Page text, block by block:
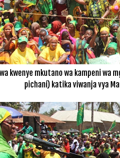
kwenye mkutano wa kampeni wa
pichani) katika viwanja vya